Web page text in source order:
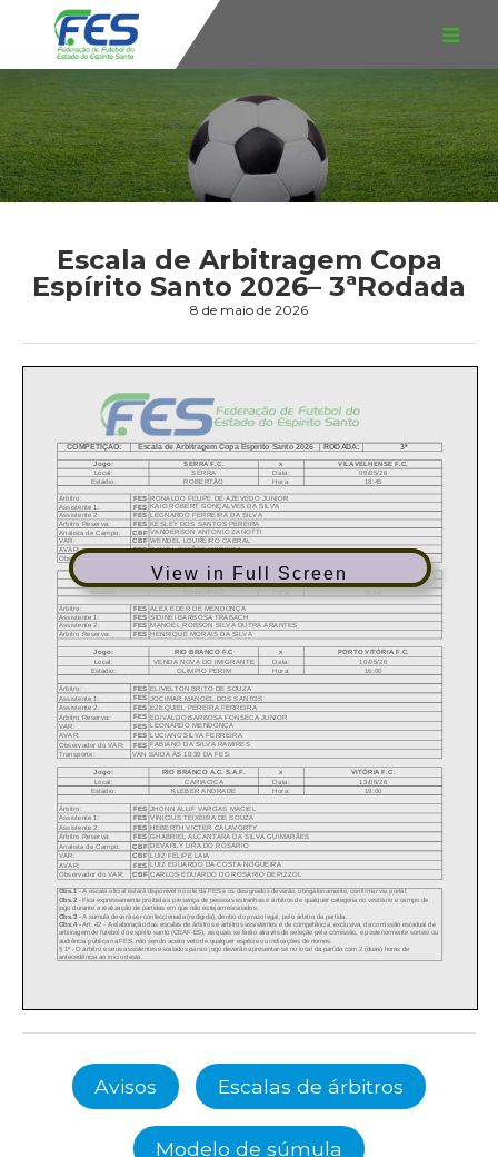
Escala de Arbitragem Copa
Espírito Santo 2026– 3ªRodada
8 de maio de 2026
View in Full Screen
Avisos Escalas de árbitros
Modelo de súmula